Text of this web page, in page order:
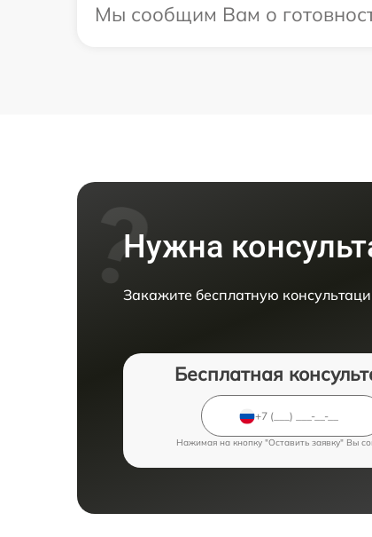
Мы сообщим Вам о
Нужна
Закажите бесплатную
Бесплатная
Нажимая на кнопку "Оставить заявку" Вы